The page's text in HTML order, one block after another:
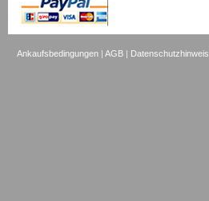
Ankaufsbedingungen |AGB | Datenschutzhinweis